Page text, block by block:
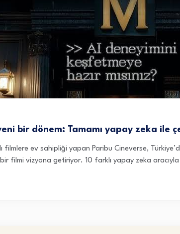
bir dönem: Tamamı yapay zeka ile
filmlere ev sahipliği yapan Paribu Cineverse,
filmi vizyona getiriyor. 10 farklı yapay zeka